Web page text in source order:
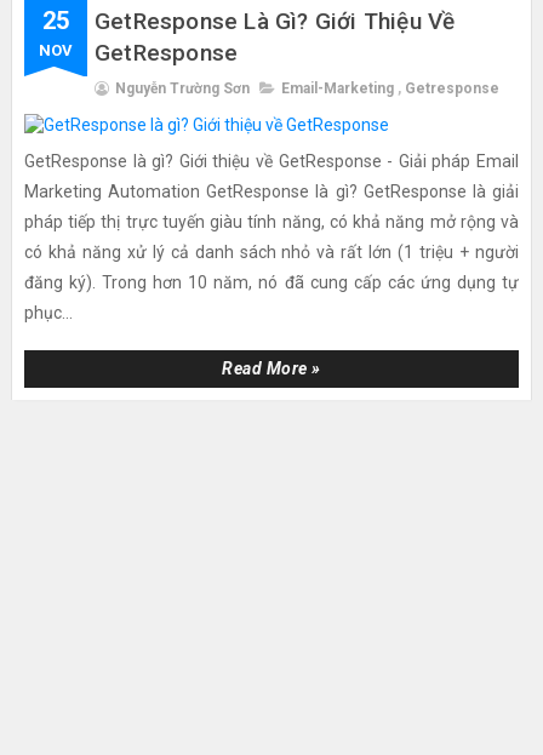
25
NOV
GetResponse Là Gì? Giới Thiệu Về
GetResponse
Nguyễn Trường Sơn Email-Marketing , Getresponse
GetResponse là gì? Giới thiệu về GetResponse - Giải pháp Email
Marketing Automation GetResponse là gì? GetResponse là giải
pháp tiếp thị trực tuyến giàu tính năng, có khả năng mở rộng và
có khả năng xử lý cả danh sách nhỏ và rất lớn (1 triệu + người
đăng ký). Trong hơn 10 năm, nó đã cung cấp các ứng dụng tự
phục...
Read More »